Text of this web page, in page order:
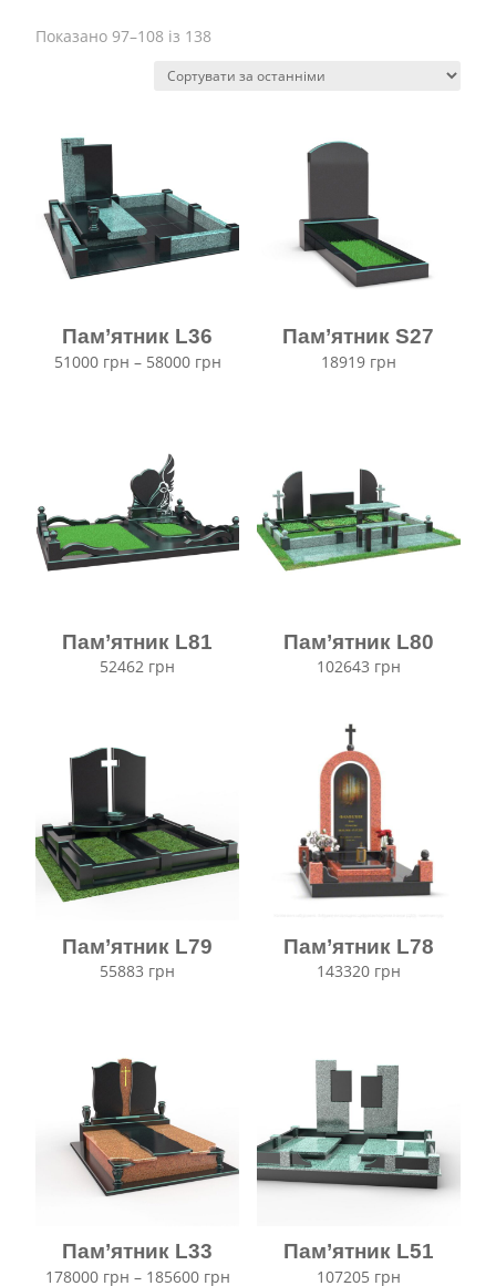
Показано 97–108 із 138
останніми
Пам’ятник L36
51000 грн – 58000 грнЦіновий
Пам’ятник S27
18919 грн
Пам’ятник L81
52462 грн
Пам’ятник L80
102643 грн
Пам’ятник L79
55883 грн
Пам’ятник L78
143320 грн
Пам’ятник L33
178000 грн – 185600 грнЦіновий
Пам’ятник L51
107205 грн